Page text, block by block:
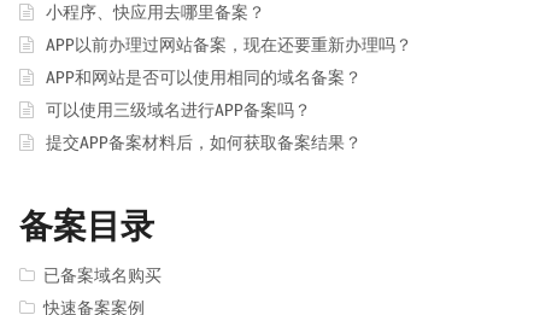
小程序、快应用去哪里备案？
APP以前办理过网站备案，现在还要重新办理吗？
APP和网站是否可以使用相同的域名备案？
可以使用三级域名进行APP备案吗？
提交APP备案材料后，如何获取备案结果？
备案目录
已备案域名购买
快速备案案例